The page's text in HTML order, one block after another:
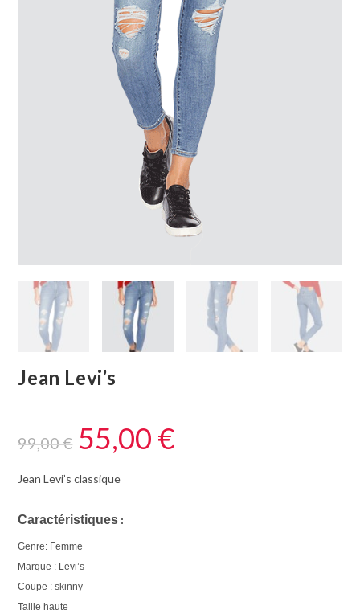
Jean Levi’s
99,00€ 55,00 €
Jean Levi’s classique
Caractéristiques :
Genre: Femme
Marque : Levi’s
Coupe : skinny
Taille haute